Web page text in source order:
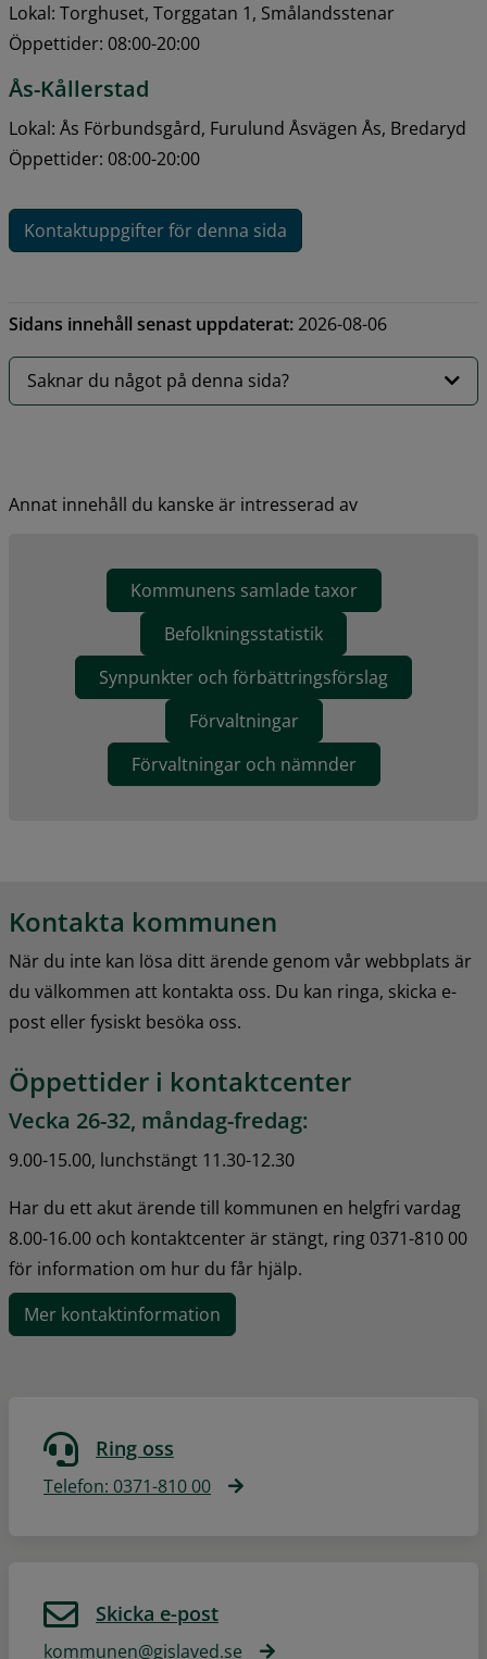
Lokal: Torghuset, Torggatan 1, Smålandsstenar
Öppettider: 08:00-20:00
Ås-Kållerstad
Lokal: Ås Förbundsgård, Furulund Åsvägen Ås, Bredaryd
Öppettider: 08:00-20:00
Kontaktuppgifter för denna sida
Sidans innehåll senast uppdaterat:2026-08-06
Saknar du något på denna sida?
Annat innehåll du kanske är intresserad av
Kommunens samlade taxor
Befolkningsstatistik
Synpunkter och förbättringsförslag
Förvaltningar
Förvaltningar och nämnder
Kontakta kommunen
När du inte kan lösa ditt ärende genom vår webbplats är
du välkommen att kontakta oss. Du kan ringa, skicka e-
post eller fysiskt besöka oss.
Öppettider i kontaktcenter
Vecka 26-32, måndag-fredag:
9.00-15.00, lunchstängt 11.30-12.30
Har du ett akut ärende till kommunen en helgfri vardag
8.00-16.00 och kontaktcenter är stängt, ring 0371-810 00
för information om hur du får hjälp.
Mer kontaktinformation
Ring oss
Telefon: 0371-810 00
Skicka e-post
kommunen@gislaved.se